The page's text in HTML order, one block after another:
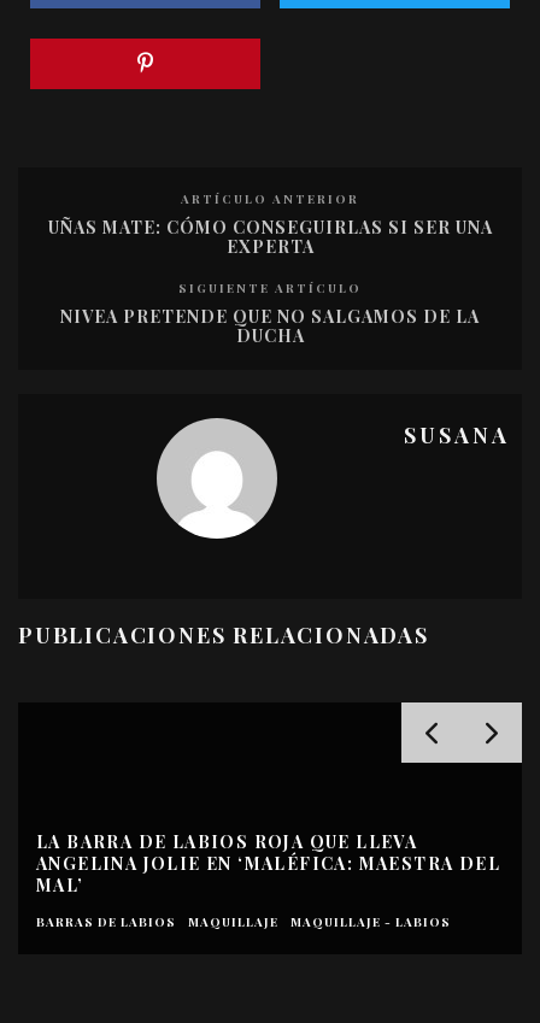
ARTÍCULO ANTERIOR
UÑAS MATE: CÓMO CONSEGUIRLAS SI SER UNA
EXPERTA
SIGUIENTE ARTÍCULO
NIVEA PRETENDE QUE NO SALGAMOS DE LA
DUCHA
SUSANA
PUBLICACIONES RELACIONADAS
VUELTA A LOS CLÁSICOS: MIS BARRAS DE
LABIOS FAVORITAS
BARRAS DE LABIOS MAQUILLAJE MAQUILLAJE - LABIOS